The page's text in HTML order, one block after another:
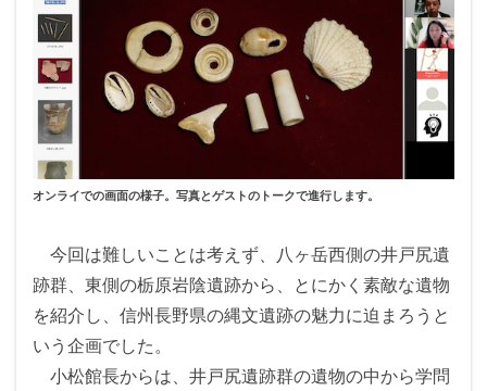
オンライでの画面の様子。写真とゲストのトークで進行します。
今回は難しいことは考えず、八ヶ岳西側の井戸尻遺
跡群、東側の栃原岩陰遺跡から、とにかく素敵な遺物
を紹介し、信州長野県の縄文遺跡の魅力に迫まろうと
いう企画でした。
小松館長からは、井戸尻遺跡群の遺物の中から学問